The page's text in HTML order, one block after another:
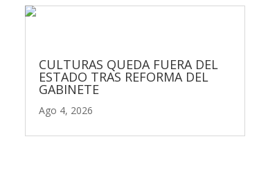
CULTURAS QUEDA FUERA DEL
ESTADO TRAS REFORMA DEL
GABINETE
Ago 4, 2026